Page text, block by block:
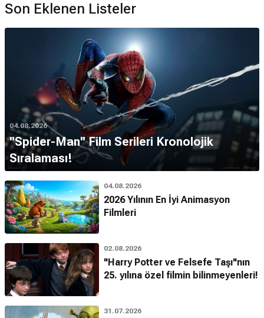
Son Eklenen Listeler
04.08.2026
''Spider-Man'' Film Serileri Kronolojik
Sıralaması!
04.08.2026
2026 Yılının En İyi Animasyon
Filmleri
02.08.2026
"Harry Potter ve Felsefe Taşı"nın
25. yılına özel filmin bilinmeyenleri!
31.07.2026